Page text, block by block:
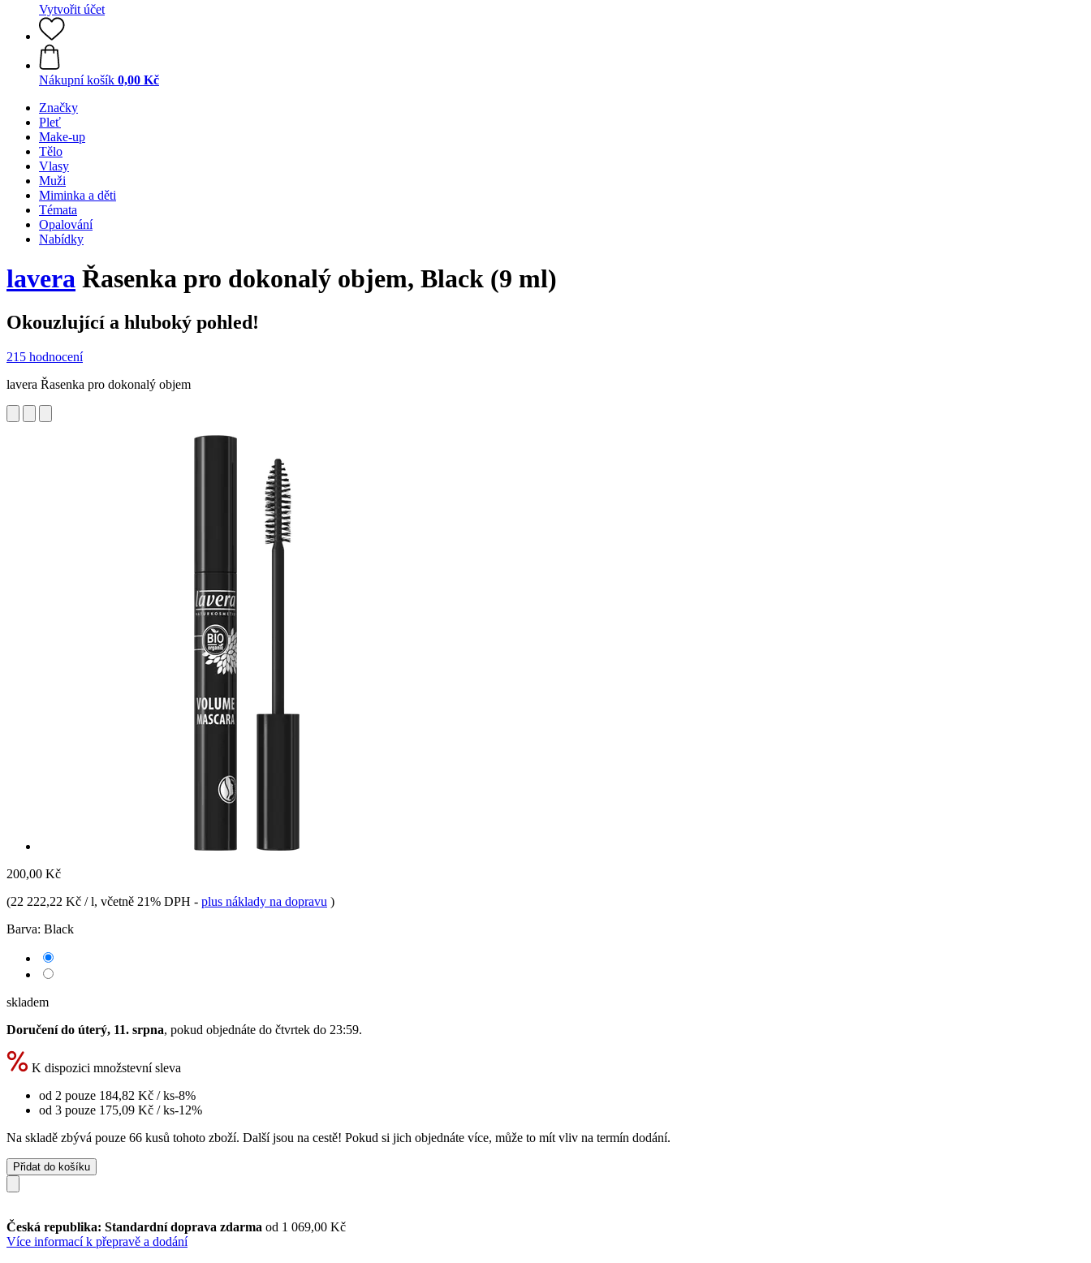
Vytvořit účet
Nákupní košík 0,00 Kč
Značky
Pleť
Make-up
Tělo
Vlasy
Muži
Miminka a děti
Témata
Opalování
Nabídky
lavera Řasenka pro dokonalý objem, Black (9 ml)
Okouzlující a hluboký pohled!
215 hodnocení
lavera Řasenka pro dokonalý objem
200,00 Kč
(22 222,22 Kč / l, včetně 21% DPH - plus náklady na dopravu )
Barva: Black
skladem
Doručení do úterý, 11. srpna, pokud objednáte do čtvrtek do 23:59.
K dispozici množstevní sleva
od 2 pouze 184,82 Kč / ks-8%
od 3 pouze 175,09 Kč / ks-12%
Na skladě zbývá pouze 66 kusů tohoto zboží. Další jsou na cestě! Pokud si jich objednáte více, může to mít vliv na termín dodání.
Přidat do košíku
Česká republika: Standardní doprava zdarma od 1 069,00 Kč
Více informací k přepravě a dodání